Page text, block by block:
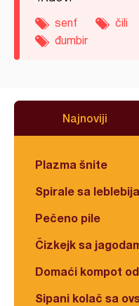
senf čili
đumbir
Najnoviji
Plazma šnite
Spirale sa
Pečeno pile
Čizkejk sa
Domaći kompot
Sipani kolač sa